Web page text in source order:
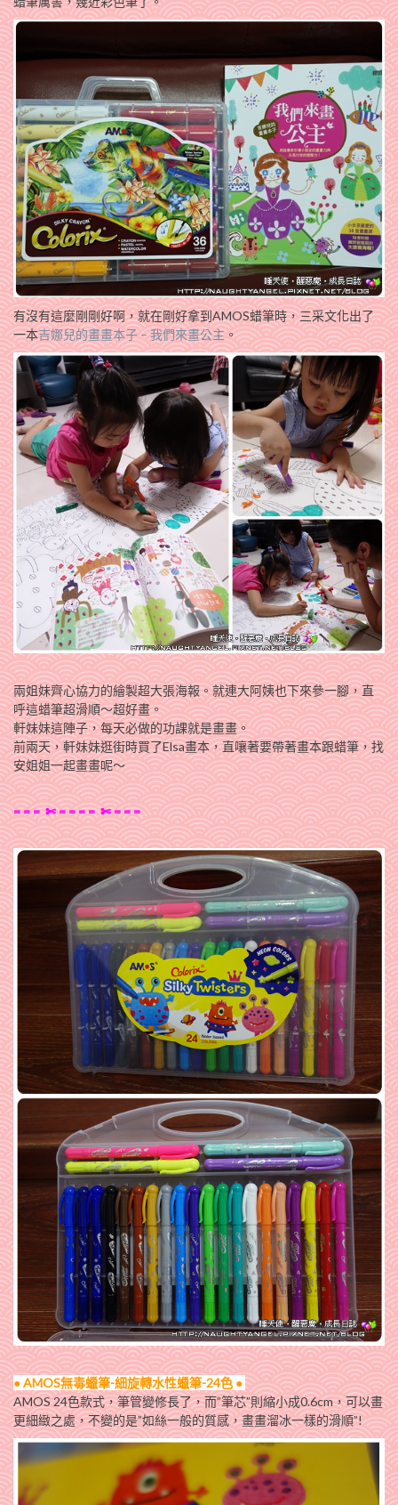
有沒有這麼剛剛好啊，就在剛好拿到AMOS蜡筆時，三采文化出了
一本吉娜兒的畫畫本子 – 我們來畫公主。
兩姐妹齊心協力的繪製超大張海報。就連大阿姨也下來參一腳，直
呼這蜡筆超滑順～超好畫。
軒妹妹這陣子，每天必做的功課就是畫畫。
前兩天，軒妹妹逛街時買了Elsa畫本，直嚷著要帶著畫本跟蜡筆，找
安姐姐一起畫畫呢～
= = = ✄ = = = = ✄ = = =
●AMOS無毒蠟筆-細旋轉水性蠟筆-24色 ●
AMOS 24色款式，筆管變修長了，而”筆芯”則縮小成0.6cm，可以畫
更細緻之處，不變的是”如絲一般的質感，畫畫溜冰一樣的滑順”!